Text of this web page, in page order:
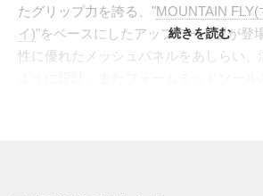
たグリップ力を誇る、"MOUNTAIN FLY(
イ)"をベースにしたアップデート版が登
性に優れたメッシュパネルをあしらい、
続きを読む